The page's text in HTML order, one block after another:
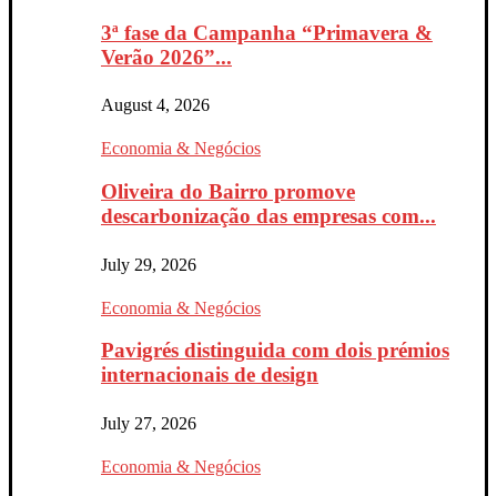
3ª fase da Campanha “Primavera &
Verão 2026”...
August 4, 2026
Economia & Negócios
Oliveira do Bairro promove
descarbonização das empresas com...
July 29, 2026
Economia & Negócios
Pavigrés distinguida com dois prémios
internacionais de design
July 27, 2026
Economia & Negócios